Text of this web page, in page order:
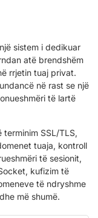
sistem i dedikuar
atë brendshëm
rrjetin tuaj privat.
në rast se një
të lartë
SSL/TLS,
tuaja, kontroll
të sesionit,
kufizim të
të ndryshme
më shumë.